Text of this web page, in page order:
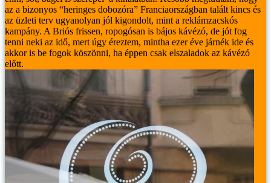
az a bizonyos “heringes dobozóra” Franciaországban talált kincs és
az üzleti terv ugyanolyan jól kigondolt, mint a reklámzacskós
kampány. A Briós frissen, ropogósan is bájos kávézó, de jót fog
tenni neki az idő, mert úgy éreztem, mintha ezer éve járnék ide és
akkor is be fogok köszönni, ha éppen csak elszaladok az kávézó
előtt.